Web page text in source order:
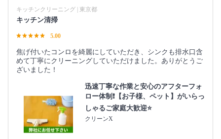
キッチンクリーニング | 東京都
キッチン清掃
5.00
焦げ付いたコンロを綺麗にしていただき、シンクも排水口含
めて丁寧にクリーニングしていただけました。ありがとうご
ざいました！
迅速丁寧な作業と安心のアフターフォ
ロー体制❗️【お子様、ペット】がいらっ
しゃるご家庭大歓迎⭐️
クリーンX